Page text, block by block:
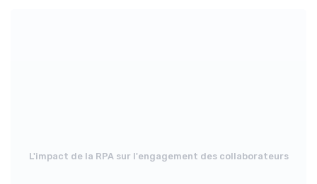
L'impact de la RPA sur l'engagement des collaborateurs